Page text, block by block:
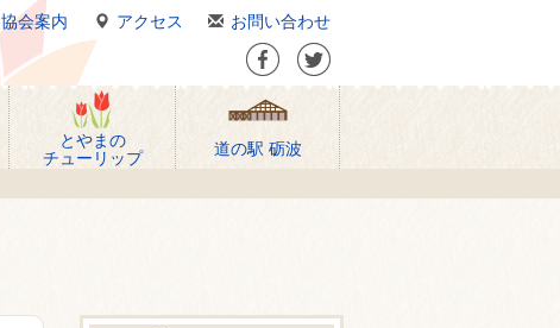
協会案内 アクセス お問い合わせ
とやまの
チューリップ
道の駅 砺波